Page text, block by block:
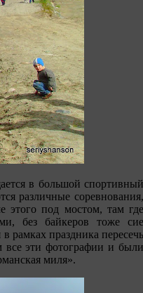
в большой спортивный
различные соревнования,
этого под мостом, там где
без байкеров тоже сие
рамках праздника пересечь
все эти фотографии и были
миля».